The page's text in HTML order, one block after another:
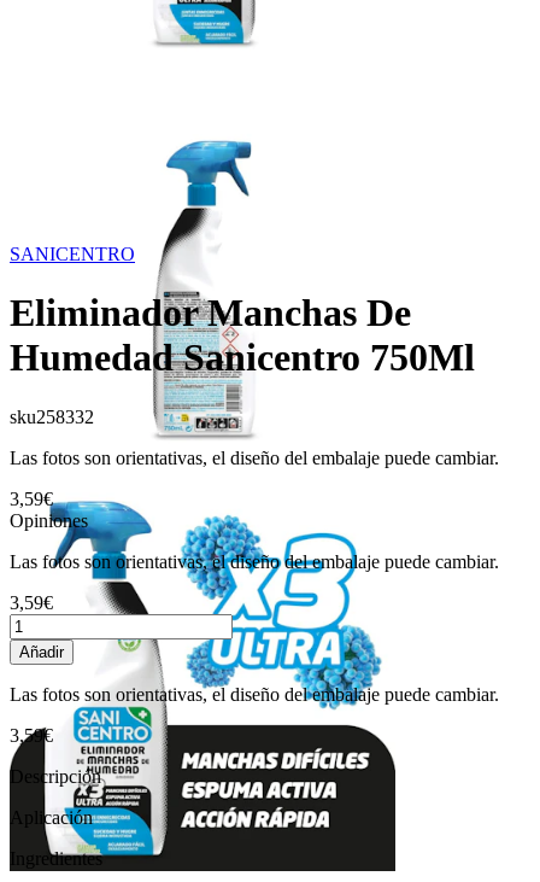
SANICENTRO
Eliminador Manchas De
Humedad Sanicentro 750Ml
sku258332
Las fotos son orientativas, el diseño del embalaje puede cambiar.
3,59€
Opiniones
Las fotos son orientativas, el diseño del embalaje puede cambiar.
3,59€
Añadir
Las fotos son orientativas, el diseño del embalaje puede cambiar.
3,59€
Descripción
Aplicación
Ingredientes